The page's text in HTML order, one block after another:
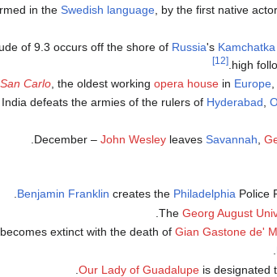
in the Swedish language, by the first native
of 9.3 occurs off the shore of Russia's
[12]
Carlo, the oldest working opera housein Europe,
defeats the armies of the rulers of Hyderabad,
December – John Wesleyleaves Savannah
Benjamin Franklin creates the PhiladelphiaPolice
The Georg August
extinct with the death of Gian Gastone de'
Our Lady of Guadalupeis designated